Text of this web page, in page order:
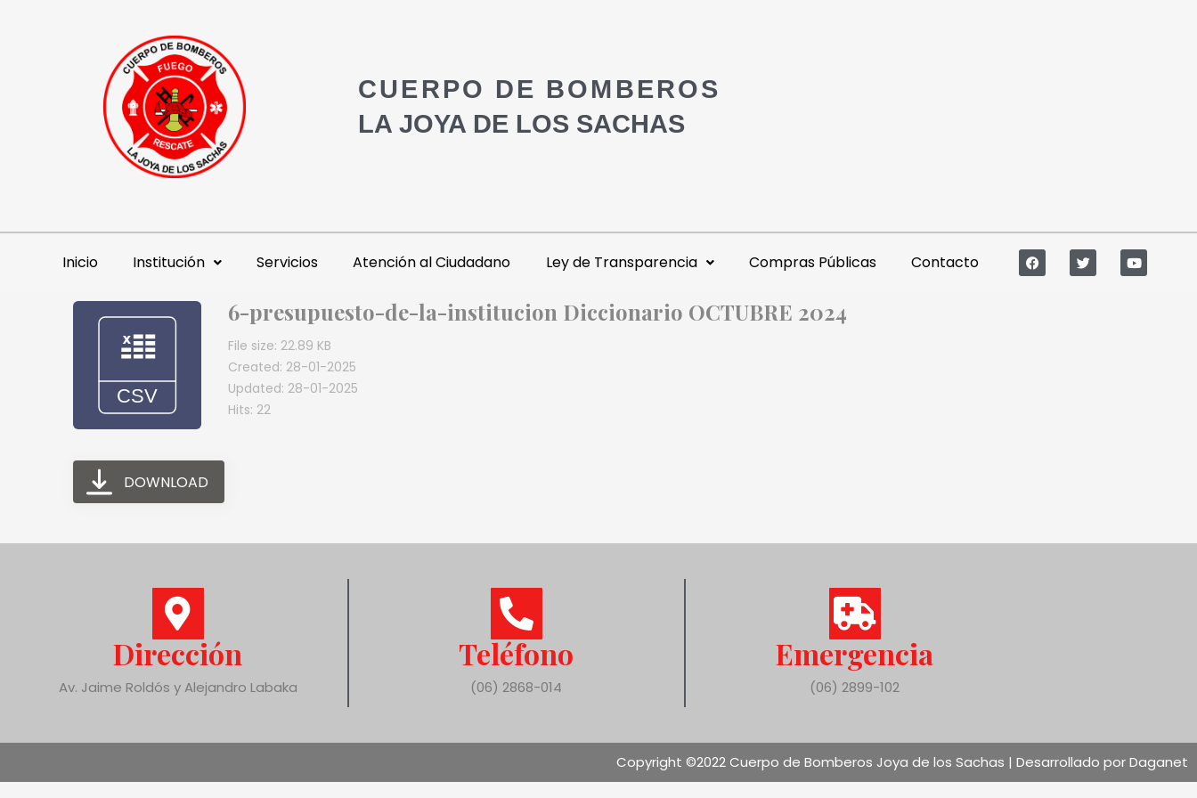
CUERPO DE BOMBEROS
LA JOYA DE LOS SACHAS
Inicio Institución Servicios Atención al Ciudadano Ley de Transparencia Compras Públicas Contacto
6-presupuesto-de-la-institucion Diccionario OCTUBRE 2024
File size: 22.89 KB
Created: 28-01-2025
Updated: 28-01-2025
Hits: 22
DOWNLOAD
Dirección
Av. Jaime Roldós y Alejandro Labaka
Teléfono
(06) 2868-014
Emergencia
(06) 2899-102
Copyright ©2022 Cuerpo de Bomberos Joya de los Sachas | Desarrollado por Daganet